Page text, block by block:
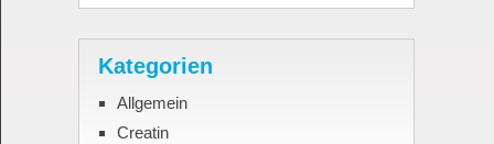
Kategorien
Allgemein
Creatin